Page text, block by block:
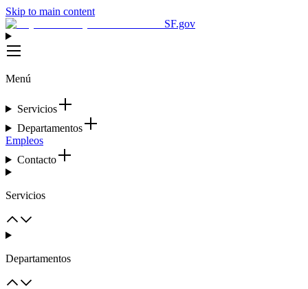
Skip to main content
SF.gov
Menú
Servicios
Departamentos
Empleos
Contacto
Servicios
Departamentos